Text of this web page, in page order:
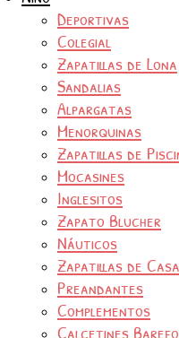
Deportivas
Colegial
Zapatillas de Lona
Sandalias
Alpargatas
Menorquinas
Zapatillas de
Mocasines
Inglesitos
Zapato Blucher
Náuticos
Zapatillas de Casa
Preandantes
Complementos
Calcetines